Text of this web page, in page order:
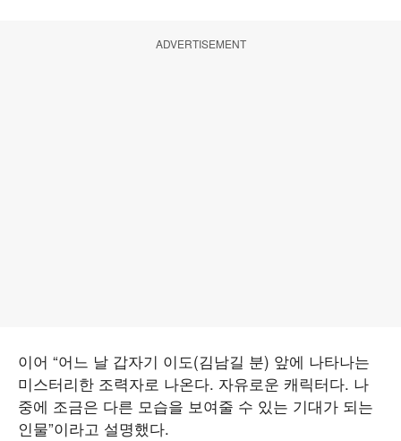
ADVERTISEMENT
이어 “어느 날 갑자기 이도(김남길 분) 앞에 나타나는
미스터리한 조력자로 나온다. 자유로운 캐릭터다. 나
중에 조금은 다른 모습을 보여줄 수 있는 기대가 되는
인물”이라고 설명했다.